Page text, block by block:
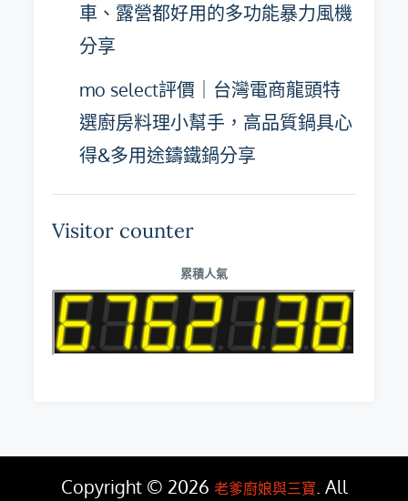
車、露營都好用的多功能暴力風機
分享
mo select評價｜台灣電商龍頭特
選廚房料理小幫手，高品質鍋具心
得&多用途鑄鐵鍋分享
Visitor counter
累積人氣
Copyright © 2026 老爹廚娘與三寶 . All